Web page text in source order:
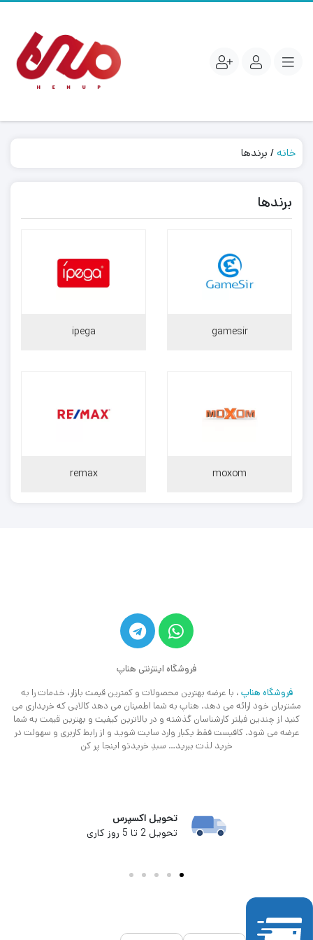
خانه/ برندها
برندها
gamesir
ipega
moxom
remax
فروشگاه اینترنتی هناپ
فروشگاه هناپ ، با عرضه بهترین محصولات و کمترین قیمت بازار، خدمات را به
مشتریان خود ارائه می دهد. هناپ به شما اطمینان می دهد کالایی که خریداری می
کنید از چندین فیلتر کارشناسان گذشته و در بالاترین کیفیت و بهترین قیمت به شما
عرضه می شود. کافیست فقط یکبار وارد سایت شوید و از رابط کاربری و سهولت در
خرید لذت ببرید… سبدِ خریدتو اینجا پر کن
تحویل اکسپرس
تحویل 2 تا 5 روز کاری